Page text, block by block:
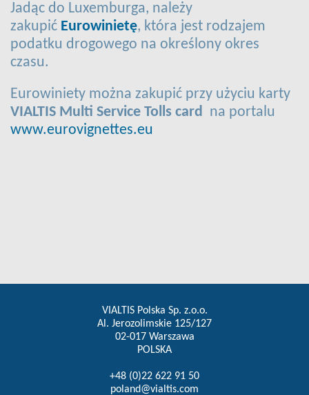
Jadąc do Luxemburga, należy
zakupić Eurowinietę, która jest rodzajem
podatku drogowego na określony okres
czasu.
Eurowiniety można zakupić przy użyciu karty
VIALTIS Multi Service Tolls card na portalu
www.eurovignettes.eu
VIALTIS Polska Sp. z.o.o.
Al. Jerozolimskie 125/127
02-017 Warszawa
POLSKA
+48 (0)22 622 91 50
poland@vialtis.com